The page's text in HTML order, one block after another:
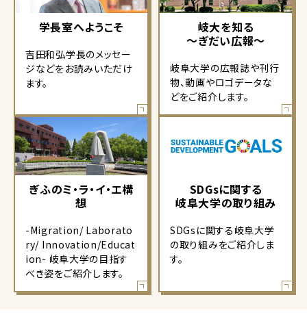
学長室へようこそ
吉田和弘学長のメッセー
ジなどをお読みいただけ
ます。
岐大を知る
～ぎだい広報～
岐阜大学の広報誌や刊行
物、動画やロゴデータな
どをご紹介します。
ぎふのミ・ラ・イ・エ構
想
-Migration/ Laborato
ry/ Innovation/Educat
ion- 岐阜大学の目指す
べき姿をご紹介します。
SDGsに関する
岐阜大学の取り組み
SDGsに関する岐阜大学
の取り組みをご紹介しま
す。